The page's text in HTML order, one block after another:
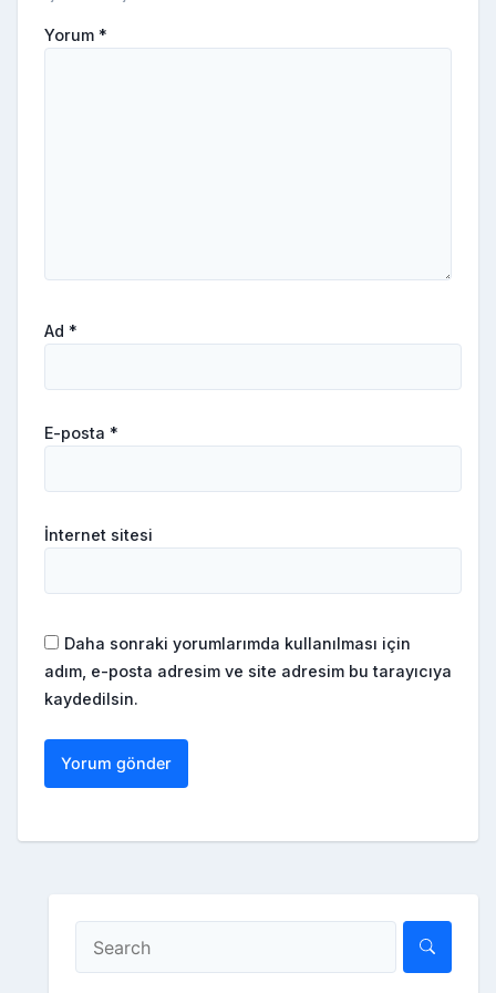
Yorum *
Ad *
E-posta *
İnternet sitesi
Daha sonraki yorumlarımda kullanılması için
adım, e-posta adresim ve site adresim bu tarayıcıya
kaydedilsin.